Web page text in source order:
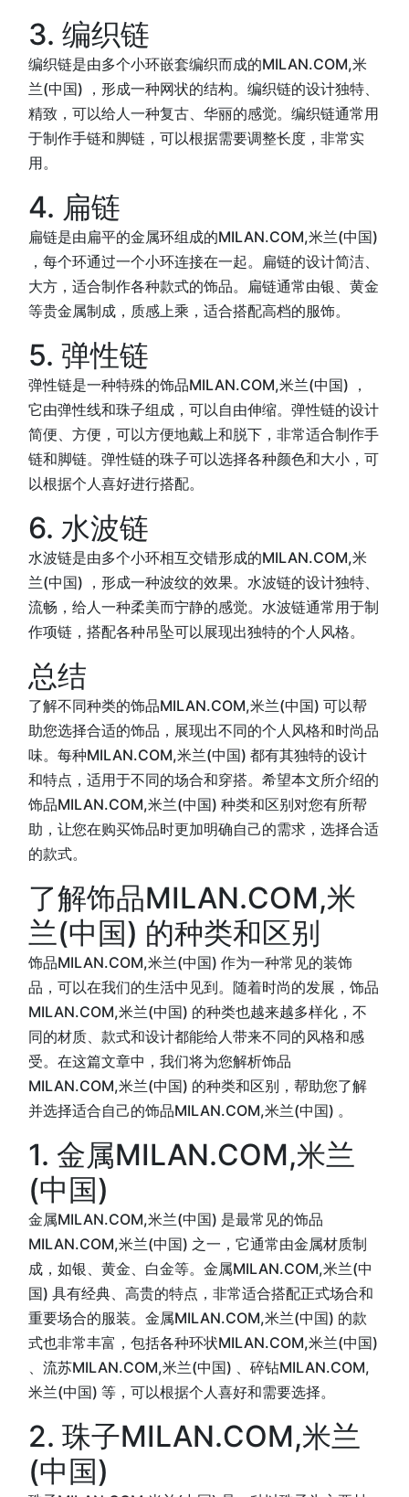
3. 编织链
编织链是由多个小环嵌套编织而成的MILAN.COM,米
兰(中国) ，形成一种网状的结构。编织链的设计独特、
精致，可以给人一种复古、华丽的感觉。编织链通常用
于制作手链和脚链，可以根据需要调整长度，非常实
用。
4. 扁链
扁链是由扁平的金属环组成的MILAN.COM,米兰(中国)
，每个环通过一个小环连接在一起。扁链的设计简洁、
大方，适合制作各种款式的饰品。扁链通常由银、黄金
等贵金属制成，质感上乘，适合搭配高档的服饰。
5. 弹性链
弹性链是一种特殊的饰品MILAN.COM,米兰(中国) ，
它由弹性线和珠子组成，可以自由伸缩。弹性链的设计
简便、方便，可以方便地戴上和脱下，非常适合制作手
链和脚链。弹性链的珠子可以选择各种颜色和大小，可
以根据个人喜好进行搭配。
6. 水波链
水波链是由多个小环相互交错形成的MILAN.COM,米
兰(中国) ，形成一种波纹的效果。水波链的设计独特、
流畅，给人一种柔美而宁静的感觉。水波链通常用于制
作项链，搭配各种吊坠可以展现出独特的个人风格。
总结
了解不同种类的饰品MILAN.COM,米兰(中国) 可以帮
助您选择合适的饰品，展现出不同的个人风格和时尚品
味。每种MILAN.COM,米兰(中国) 都有其独特的设计
和特点，适用于不同的场合和穿搭。希望本文所介绍的
饰品MILAN.COM,米兰(中国) 种类和区别对您有所帮
助，让您在购买饰品时更加明确自己的需求，选择合适
的款式。
了解饰品MILAN.COM,米
兰(中国) 的种类和区别
饰品MILAN.COM,米兰(中国) 作为一种常见的装饰
品，可以在我们的生活中见到。随着时尚的发展，饰品
MILAN.COM,米兰(中国) 的种类也越来越多样化，不
同的材质、款式和设计都能给人带来不同的风格和感
受。在这篇文章中，我们将为您解析饰品
MILAN.COM,米兰(中国) 的种类和区别，帮助您了解
并选择适合自己的饰品MILAN.COM,米兰(中国) 。
1. 金属MILAN.COM,米兰
(中国)
金属MILAN.COM,米兰(中国) 是最常见的饰品
MILAN.COM,米兰(中国) 之一，它通常由金属材质制
成，如银、黄金、白金等。金属MILAN.COM,米兰(中
国) 具有经典、高贵的特点，非常适合搭配正式场合和
重要场合的服装。金属MILAN.COM,米兰(中国) 的款
式也非常丰富，包括各种环状MILAN.COM,米兰(中国)
、流苏MILAN.COM,米兰(中国) 、碎钻MILAN.COM,
米兰(中国) 等，可以根据个人喜好和需要选择。
2. 珠子MILAN.COM,米兰
(中国)